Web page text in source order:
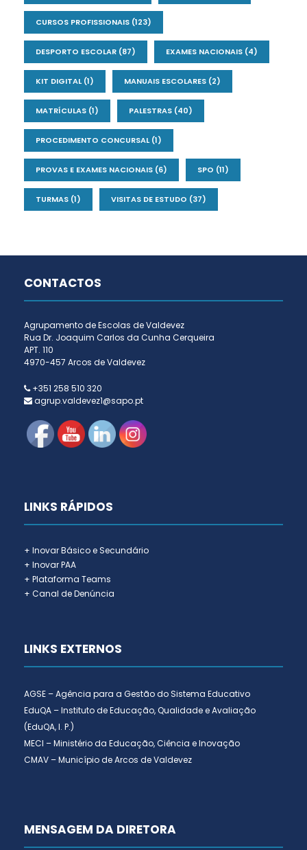
CURSOS PROFISSIONAIS (123)
DESPORTO ESCOLAR (87) EXAMES NACIONAIS (4)
KIT DIGITAL(1) MANUAIS ESCOLARES (2)
MATRÍCULAS (1) PALESTRAS (40)
PROCEDIMENTO CONCURSAL(1)
PROVAS E EXAMES NACIONAIS (6) SPO (11)
TURMAS (1) VISITAS DE ESTUDO (37)
CONTACTOS
Agrupamento de Escolas de Valdevez
Rua Dr. Joaquim Carlos da Cunha Cerqueira
APT. 110
4970-457 Arcos de Valdevez
+351 258 510 320
agrup.valdevez1@sapo.pt
LINKS RÁPIDOS
+ Inovar Básico e Secundário
+ Inovar PAA
+ Plataforma Teams
+ Canal de Denúncia
LINKS EXTERNOS
AGSE – Agência para a Gestão do Sistema Educativo
EduQA – Instituto de Educação, Qualidade e Avaliação
(EduQA, I. P.)
MECI – Ministério da Educação, Ciência e Inovação
CMAV – Município de Arcos de Valdevez
MENSAGEM DA DIRETORA